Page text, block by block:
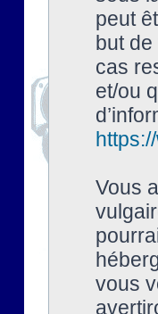
peut
but
cas
et/ou
Vous
vous